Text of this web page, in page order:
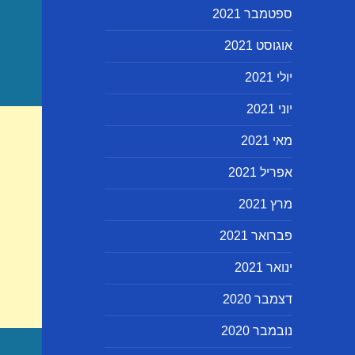
ספטמבר 2021
אוגוסט 2021
יולי 2021
יוני 2021
מאי 2021
אפריל 2021
מרץ 2021
פברואר 2021
ינואר 2021
דצמבר 2020
נובמבר 2020